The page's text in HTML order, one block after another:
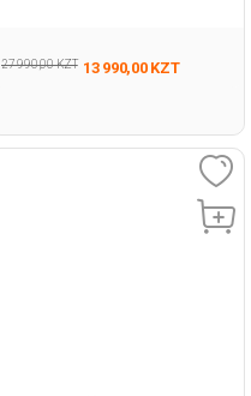
27 990,00 KZT 13 990,00 KZT